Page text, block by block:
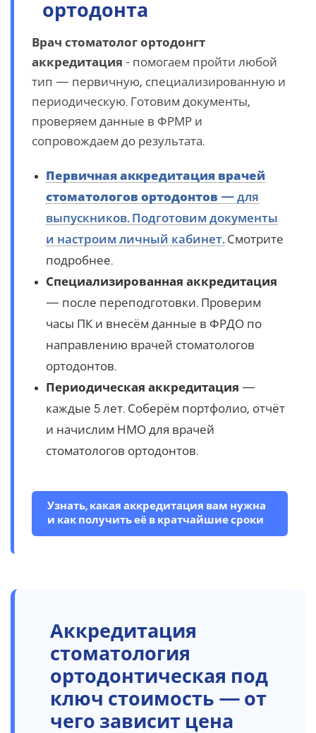
ортодонта
Врач стоматолог ортодонгт
аккредитация - помогаем пройти любой
тип — первичную, специализированную и
периодическую. Готовим документы,
проверяем данные в ФРМР и
сопровождаем до результата.
Первичная аккредитация врачей
стоматологов ортодонтов — для
выпускников. Подготовим документы
и настроим личный кабинет.Смотрите
подробнее.
Специализированная аккредитация
— после переподготовки. Проверим
часы ПК и внесём данные в ФРДО по
направлению врачей стоматологов
ортодонтов.
Периодическая аккредитация —
каждые 5 лет. Соберём портфолио, отчёт
и начислим НМО для врачей
стоматологов ортодонтов.
Узнать, какая аккредитация вам нужна
и как получить её в кратчайшие сроки
Аккредитация
стоматология
ортодонтическая под
ключ стоимость — от
чего зависит цена